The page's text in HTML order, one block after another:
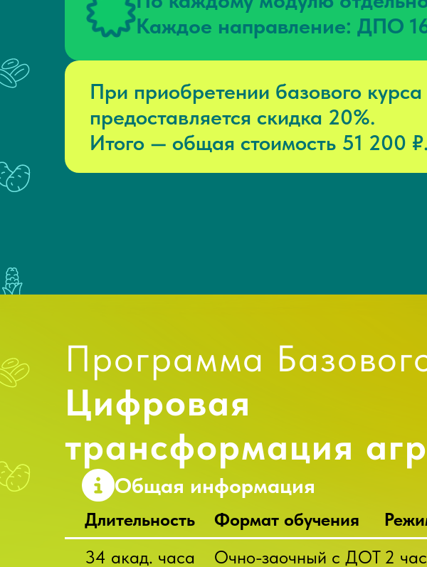
Каждое направление: ДПО
При приобретении базового
предоставляется скидка 20%.
Итого — общая стоимость 51 200 ₽.
Программа
Цифровая
трансформация
Общая информация
Длительность
34 акад. часа
Формат обучения
Очно-заочный с ДОТ 2